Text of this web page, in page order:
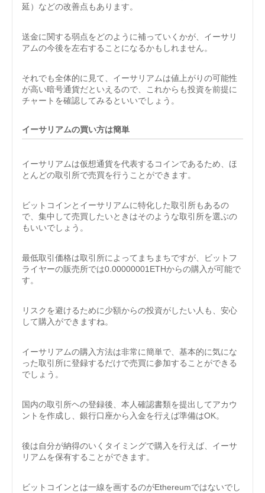
延）などの改善点もあります。
送金に関する弱点をどのように補っていくかが、イーサリ
アムの今後を左右することになるかもしれません。
それでも全体的に見て、イーサリアムは値上がりの可能性
が高い暗号通貨だといえるので、これからも投資を前提に
チャートを確認してみるといいでしょう。
イーサリアムの買い方は簡単
イーサリアムは仮想通貨を代表するコインであるため、ほ
とんどの取引所で売買を行うことができます。
ビットコインとイーサリアムに特化した取引所もあるの
で、集中して売買したいときはそのような取引所を選ぶの
もいいでしょう。
最低取引価格は取引所によってまちまちですが、ビットフ
ライヤーの販売所では0.00000001ETHからの購入が可能で
す。
リスクを避けるために少額からの投資がしたい人も、安心
して購入ができますね。
イーサリアムの購入方法は非常に簡単で、基本的に気にな
った取引所に登録するだけで売買に参加することができる
でしょう。
国内の取引所ヘの登録後、本人確認書類を提出してアカウ
ントを作成し、銀行口座から入金を行えば準備はOK。
後は自分が納得のいくタイミングで購入を行えば、イーサ
リアムを保有することができます。
ビットコインとは一線を画するのがEthereumではないでし